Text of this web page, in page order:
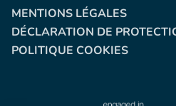
MENTIONS LÉGALES
DÉCLARATION DE
POLITIQUE COOKIES